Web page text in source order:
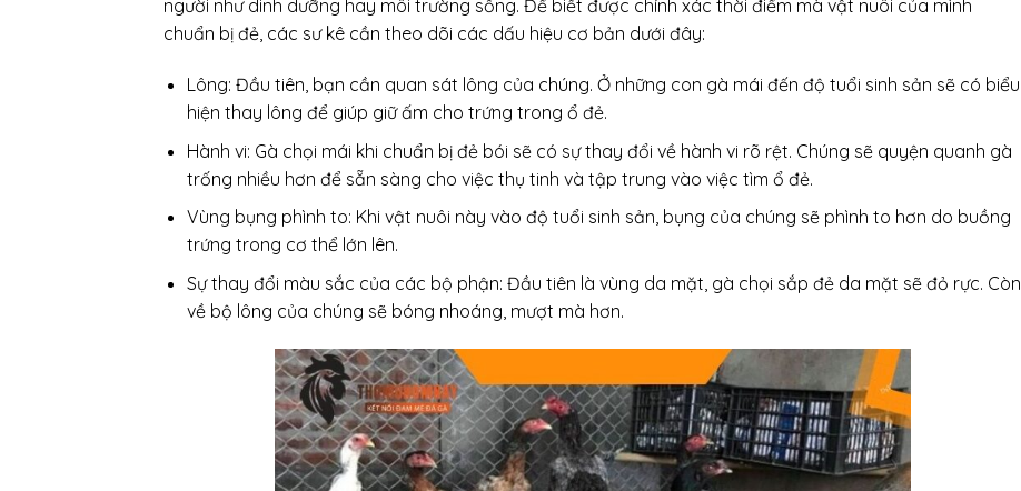
người như dinh dưỡng hay môi trường sống. Để biết được chính xác thời điểm mà vật nuôi của mình
chuẩn bị đẻ, các sư kê cần theo dõi các dấu hiệu cơ bản dưới đây:
Lông: Đầu tiên, bạn cần quan sát lông của chúng. Ở những con gà mái đến độ tuổi sinh sản sẽ có biểu
hiện thay lông để giúp giữ ấm cho trứng trong ổ đẻ.
Hành vi: Gà chọi mái khi chuẩn bị đẻ bói sẽ có sự thay đổi về hành vi rõ rệt. Chúng sẽ quyện quanh gà
trống nhiều hơn để sẵn sàng cho việc thụ tinh và tập trung vào việc tìm ổ đẻ.
Vùng bụng phình to: Khi vật nuôi này vào độ tuổi sinh sản, bụng của chúng sẽ phình to hơn do buồng
trứng trong cơ thể lớn lên.
Sự thay đổi màu sắc của các bộ phận: Đầu tiên là vùng da mặt, gà chọi sắp đẻ da mặt sẽ đỏ rực. Còn
về bộ lông của chúng sẽ bóng nhoáng, mượt mà hơn.